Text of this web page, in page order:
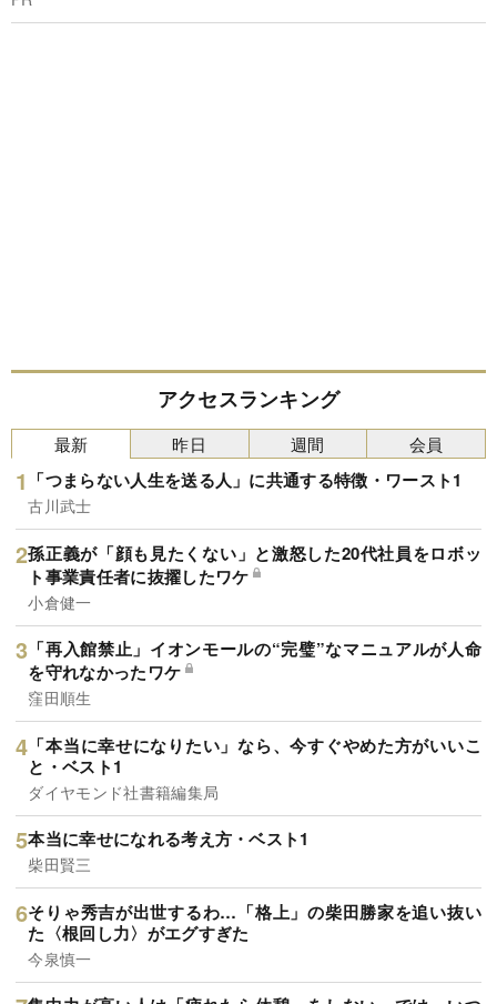
アクセスランキング
最新
「つまらない人生を送る人」に共通する特徴・ワースト1
古川武士
孫正義が「顔も見たくない」と激怒した20代社員をロボッ
ト事業責任者に抜擢したワケ
小倉健一
「再入館禁止」イオンモールの“完璧”なマニュアルが人命
を守れなかったワケ
窪田順生
「本当に幸せになりたい」なら、今すぐやめた方がいいこ
と・ベスト1
ダイヤモンド社書籍編集局
本当に幸せになれる考え方・ベスト1
柴田賢三
そりゃ秀吉が出世するわ…「格上」の柴田勝家を追い抜い
た〈根回し力〉がエグすぎた
今泉慎一
昨日 週間 会員